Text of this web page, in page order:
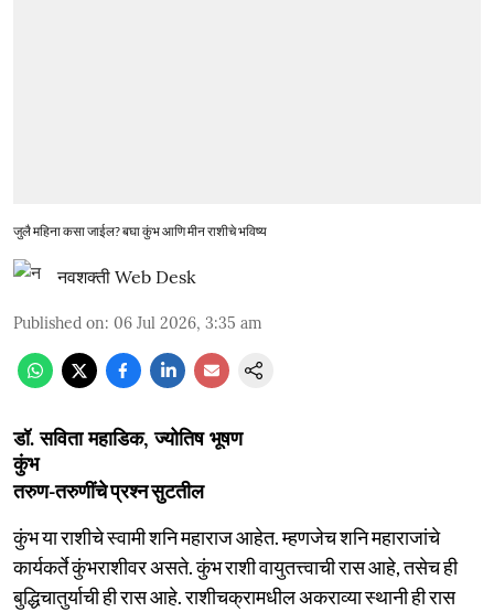
जुलै महिना कसा जाईल? बघा कुंभ आणि मीन राशीचे भविष्य
नवशक्ती Web Desk
Published on: 06 Jul 2026, 3:35 am
डॉ. सविता महाडिक, ज्योतिष भूषण
कुंभ
तरुण-तरुणींचे प्रश्न सुटतील
कुंभ या राशीचे स्वामी शनि महाराज आहेत. म्हणजेच शनि महाराजांचे
कार्यकर्ते कुंभराशीवर असते. कुंभ राशी वायुतत्त्वाची रास आहे, तसेच ही
बुद्धिचातुर्याची ही रास आहे. राशीचक्रामधील अकराव्या स्थानी ही रास